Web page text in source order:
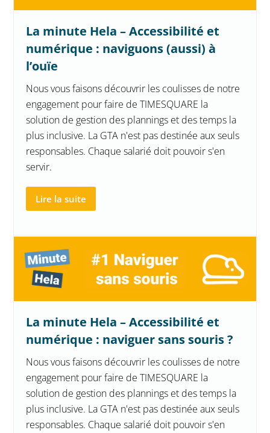
La minute Hela – Accessibilité et
numérique : naviguons (aussi) à
l’ouïe
Nous vous faisons découvrir les coulisses de notre
engagement pour faire de TIMESQUARE la
solution de gestion des plannings et des temps la
plus inclusive. La GTA n'est pas destinée aux seuls
responsables. Chaque salarié doit pouvoir s'en
servir.
Lire la suite
La minute Hela – Accessibilité et
numérique : naviguer sans souris ?
Nous vous faisons découvrir les coulisses de notre
engagement pour faire de TIMESQUARE la
solution de gestion des plannings et des temps la
plus inclusive. La GTA n'est pas destinée aux seuls
responsables. Chaque salarié doit pouvoir s'en